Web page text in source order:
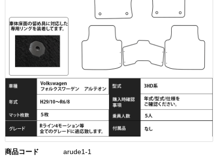
商品コード
arude1-1